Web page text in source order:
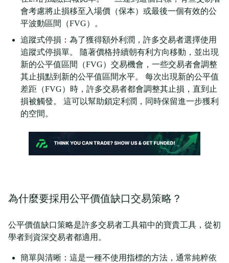
會考慮將止損移至入場價（保本）或最後一個有效的公
平波動區間（FVG）。
追蹤式停損：為了獲得額外利潤，許多交易者選擇使用
追蹤式停損單。 隨著價格持續朝有利方向移動，並出現
新的公平值區間（FVG）交易機會，一些交易者會調整
其止損點到新的公平值區間水平。 每次出現新的公平值
差距（FVG）時，許多交易者都會調整其止損，直到止
損被觸發。 這可以幫助鎖定利潤，同時保留進一步獲利
的空間。
為什麼要採用公平價值缺口交易策略？
公平價值缺口策略是許多交易者工具箱中的寶貴工具，從初
學者到資深交易者都適用。
簡單與清晰：這是一種不使用指標的方法，通常純粹依